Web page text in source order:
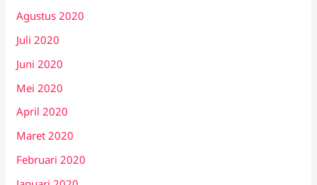
Agustus 2020
Juli 2020
Juni 2020
Mei 2020
April 2020
Maret 2020
Februari 2020